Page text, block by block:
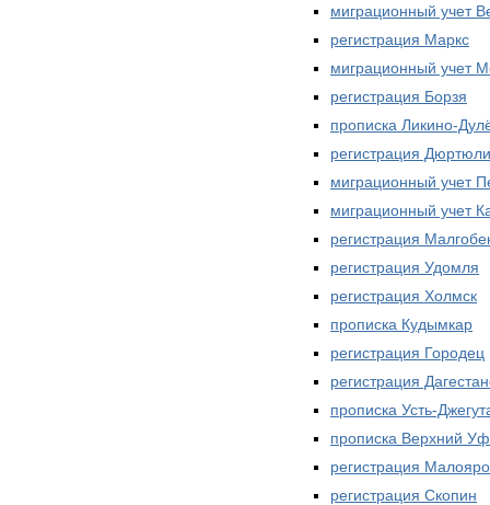
миграционный учет
регистрация Маркс
миграционный учет
регистрация Борзя
прописка Ликино-
регистрация Дюртюли
миграционный учет
миграционный учет
регистрация
регистрация Удомля
регистрация Холмск
прописка Кудымкар
регистрация Городец
регистрация
прописка Усть-
прописка Верхний
регистрация
регистрация Скопин